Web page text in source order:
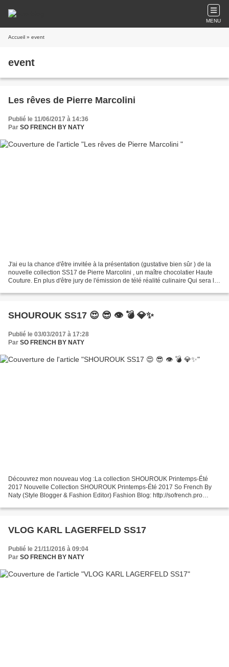
MENU
Accueil » event
event
Les rêves de Pierre Marcolini
Publié le 11/06/2017 à 14:36
Par SO FRENCH BY NATY
J'ai eu la chance d'être invitée à la présentation (gustative bien sûr ) de la
nouvelle collection SS17 de Pierre Marcolini , un maître chocolatier Haute
Couture. En plus d'être jury de l'émission de télé réalité culinaire Qui sera le
SHOUROUK SS17 😍 😎 👁 💣 💎✨
Publié le 03/03/2017 à 17:28
Par SO FRENCH BY NATY
Découvrez mon nouveau vlog :La collection SHOUROUK Printemps-Été
2017 Nouvelle Collection SHOUROUK Printemps-Été 2017 So French By
Naty (Style Blogger & Fashion Editor) Fashion Blog: http://sofrench.pro
VLOG KARL LAGERFELD SS17
Publié le 21/11/2016 à 09:04
Par SO FRENCH BY NATY